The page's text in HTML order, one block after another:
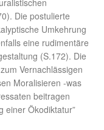
Die postulierte
Umkehrung
eine rudimentäre
(S.172). Die
Vernachlässigen
Moralisieren -was
beitragen
einer Ökodiktatur”